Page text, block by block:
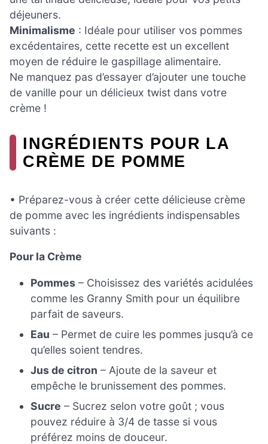
déjeuners.
Minimalisme : Idéale pour utiliser vos pommes
excédentaires, cette recette est un excellent
moyen de réduire le gaspillage alimentaire.
Ne manquez pas d’essayer d’ajouter une touche
de vanille pour un délicieux twist dans votre
crème !
INGRÉDIENTS POUR LA
CRÈME DE POMME
• Préparez-vous à créer cette délicieuse crème
de pomme avec les ingrédients indispensables
suivants :
Pour la Crème
Pommes – Choisissez des variétés acidulées
comme les Granny Smith pour un équilibre
parfait de saveurs.
Eau – Permet de cuire les pommes jusqu’à ce
qu’elles soient tendres.
Jus de citron – Ajoute de la saveur et
empêche le brunissement des pommes.
Sucre – Sucrez selon votre goût ; vous
pouvez réduire à 3/4 de tasse si vous
préférez moins de douceur.